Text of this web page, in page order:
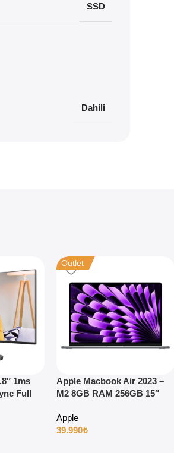
SSD
Dahili
1ms
Full
Outlet
Apple Macbook Air 2023 –
M2 8GB RAM 256GB 15″
Apple
39.990₺